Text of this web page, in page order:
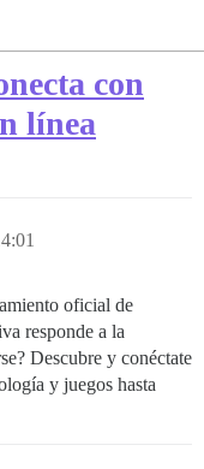
con
línea
oficial de
responde a la
Descubre y conéctate
y juegos hasta